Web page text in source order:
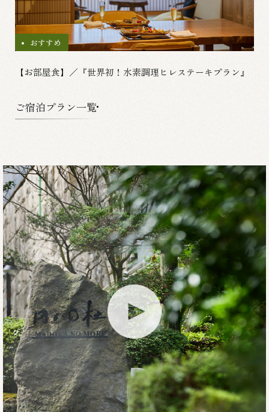
おすすめ
【お部屋食】／『世界初！水素調理ヒレステーキプラン』
ご宿泊プラン一覧